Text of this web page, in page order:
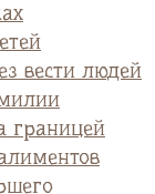
вести людей
границей